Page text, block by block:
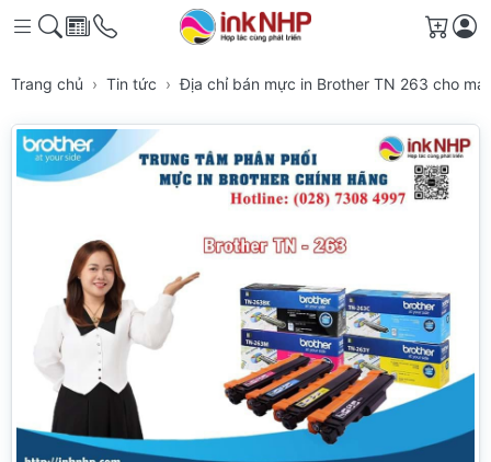
Giỏ
Trang chủ Tin tức Địa chỉ bán mực in Brother TN 263 cho